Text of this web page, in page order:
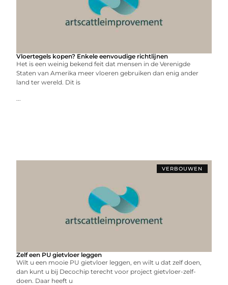
Vloertegels kopen? Enkele eenvoudige richtlijnen
Het is een weinig bekend feit dat mensen in de Verenigde
Staten van Amerika meer vloeren gebruiken dan enig ander
land ter wereld. Dit is
...
VERBOUWEN
Zelf een PU gietvloer leggen
Wilt u een mooie PU gietvloer leggen, en wilt u dat zelf doen,
dan kunt u bij Decochip terecht voor project gietvloer-zelf-
doen. Daar heeft u